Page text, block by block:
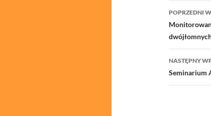
wpisu
POPRZEDNI
NASTĘPNY
Seminarium